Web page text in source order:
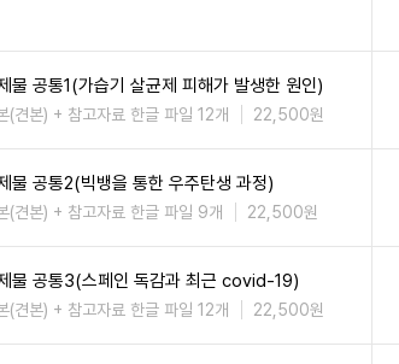
물 공통1(가습기 살균제 피해가 발생한 원인)
(견본) + 참고자료 한글 파일 12개 22,500원
물 공통2(빅뱅을 통한 우주탄생 과정)
(견본) + 참고자료 한글 파일 9개 22,500원
물 공통3(스페인 독감과 최근 covid-19)
(견본) + 참고자료 한글 파일 12개 22,500원